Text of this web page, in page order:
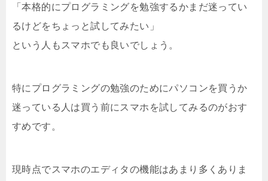
「本格的にプログラミングを勉強するかまだ迷ってい
るけどをちょっと試してみたい」
という人もスマホでも良いでしょう。
特にプログラミングの勉強のためにパソコンを買うか
迷っている人は買う前にスマホを試してみるのがおす
すめです。
現時点でスマホのエディタの機能はあまり多くありま